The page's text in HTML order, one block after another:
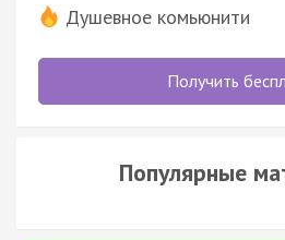
Душевное комьюнити
Получить
Популярные